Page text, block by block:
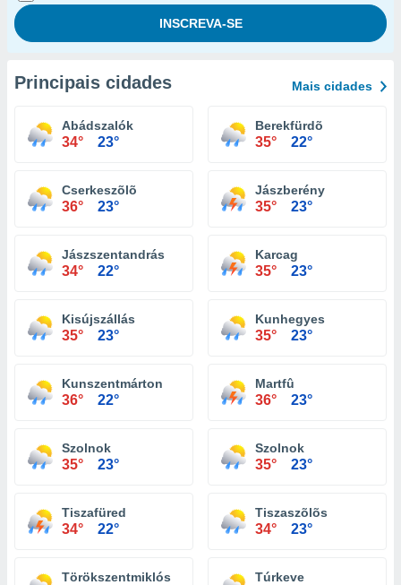
Principais cidades Mais cidades
Abádszalók
34° 23°
Berekfürdõ
35° 22°
Cserkeszõlõ
36° 23°
Jászberény
35° 23°
Jászszentandrás
34° 22°
Karcag
35° 23°
Kisújszállás
35° 23°
Kunhegyes
35° 23°
Kunszentmárton
36° 22°
Martfû
36° 23°
Szolnok
35° 23°
Szolnok
35° 23°
Tiszafüred
34° 22°
Tiszaszõlõs
34° 23°
Törökszentmiklós Túrkeve